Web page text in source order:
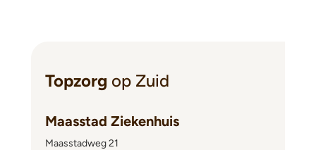
Topzorg op Zuid
Maasstad Ziekenhuis
Maasstadweg 21